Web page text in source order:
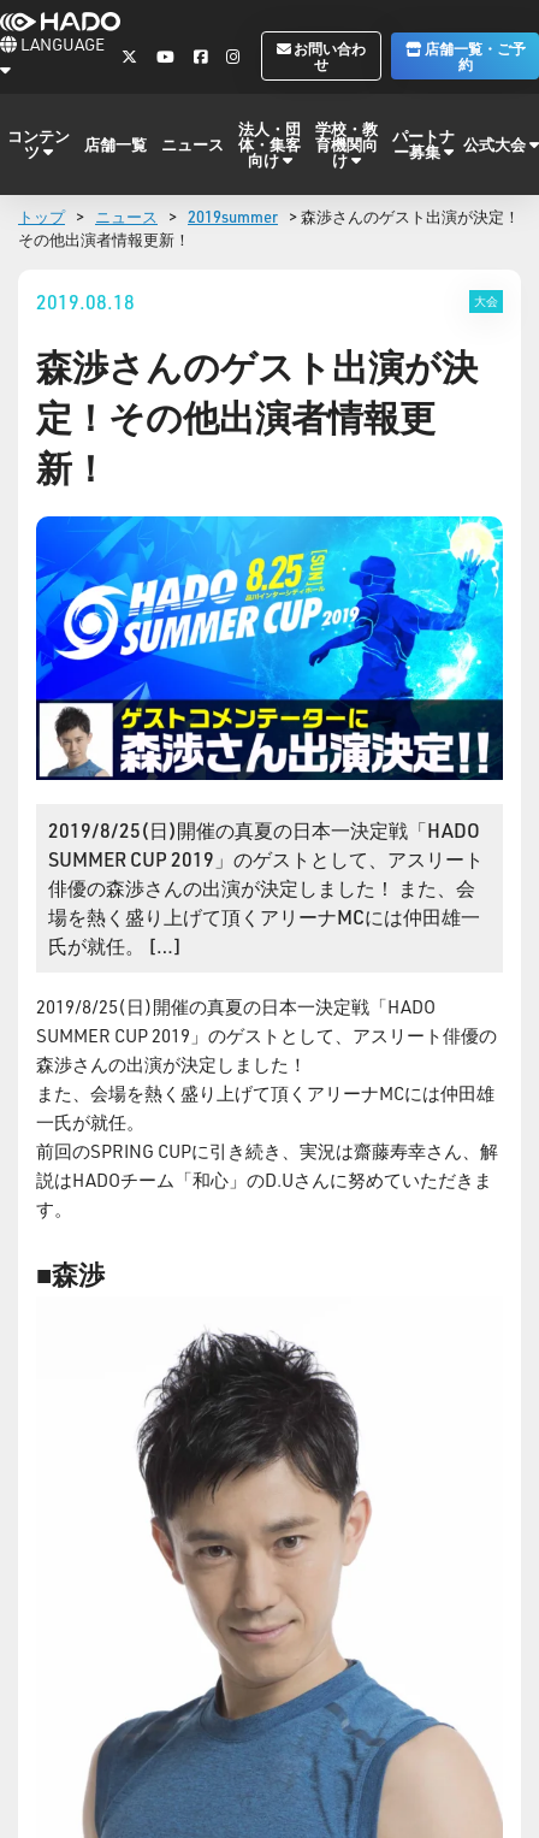
LANGUAGE
お問い合わ
せ
店舗一覧・ご予
約
コンテン
ツ 店舗一覧 ニュース
法人・団
体・集客
向け
学校・教
育機関向
け
パートナ
ー募集 公式大会
トップ > ニュース > 2019summer > 森渉さんのゲスト出演が決定！
その他出演者情報更新！
2019.08.18 大会
森渉さんのゲスト出演が決
定！その他出演者情報更
新！
2019/8/25(日)開催の真夏の日本一決定戦「HADO
SUMMER CUP 2019」のゲストとして、アスリート
俳優の森渉さんの出演が決定しました！ また、会
場を熱く盛り上げて頂くアリーナMCには仲田雄一
氏が就任。 […]
2019/8/25(日)開催の真夏の日本一決定戦「HADO
SUMMER CUP 2019」のゲストとして、アスリート俳優の
森渉さんの出演が決定しました！
また、会場を熱く盛り上げて頂くアリーナMCには仲田雄
一氏が就任。
前回のSPRING CUPに引き続き、実況は齋藤寿幸さん、解
説はHADOチーム「和心」のD.Uさんに努めていただきま
す。
■森渉